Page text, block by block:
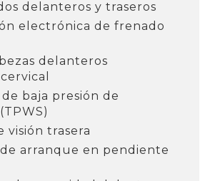
delanteros y traseros
electrónica de frenado
delanteros
de baja presión de
visión trasera
arranque en pendiente